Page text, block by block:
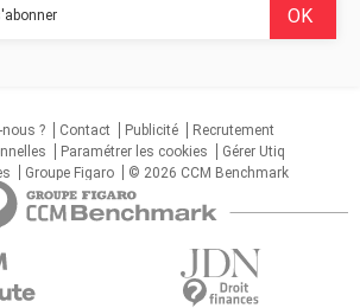
?
Contact Publicité
Recrutement
Paramétrer les cookies
Gérer Utiq
Groupe Figaro © 2026 CCM Benchmark